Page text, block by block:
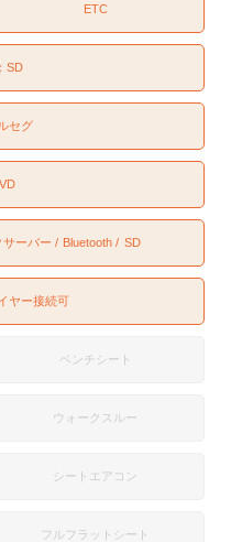
ETC
SD
セグ
サーバー Bluetooth SD
ヤー接続可
ベンチシート
ウォークスルー
シートエアコン
フルフラットシート